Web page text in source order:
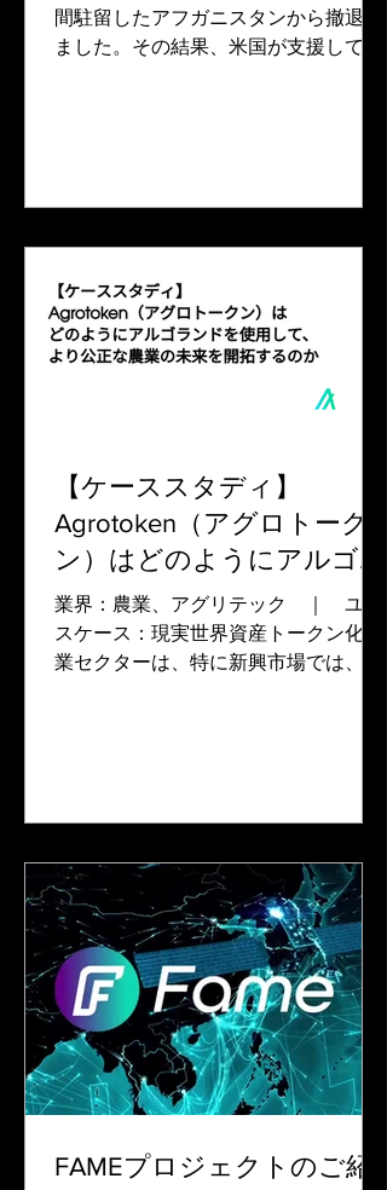
間駐留したアフガニスタンから撤退し
ました。その結果、米国が支援してい
【ケーススタディ】
Agrotoken（アグロトーク
ン）はどのようにアルゴラ
ンドを使用して、より公正
な農業の未来を開拓するの
か
業界：農業、アグリテック ｜ ユー
スケース：現実世界資産トークン化 農
業セクターは、特に新興市場では、大
FAMEプロジェクトのご紹